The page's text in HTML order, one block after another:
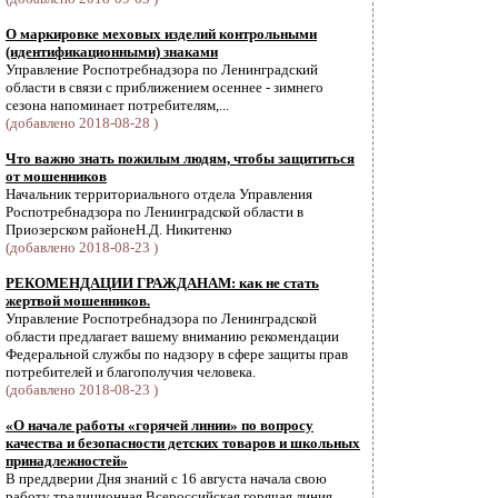
О маркировке меховых изделий контрольными
(идентификационными) знаками
Управление Роспотребнадзора по Ленинградский
области в связи с приближением осеннее - зимнего
сезона напоминает потребителям,...
(добавлено 2018-08-28 )
Что важно знать пожилым людям, чтобы защититься
от мошенников
Начальник территориального отдела Управления
Роспотребнадзора по Ленинградской области в
Приозерском районеН.Д. Никитенко
(добавлено 2018-08-23 )
РЕКОМЕНДАЦИИ ГРАЖДАНАМ: как не стать
жертвой мошенников.
Управление Роспотребнадзора по Ленинградской
области предлагает вашему вниманию рекомендации
Федеральной службы по надзору в сфере защиты прав
потребителей и благополучия человека.
(добавлено 2018-08-23 )
«О начале работы «горячей линии» по вопросу
качества и безопасности детских товаров и школьных
принадлежностей»
В преддверии Дня знаний с 16 августа начала свою